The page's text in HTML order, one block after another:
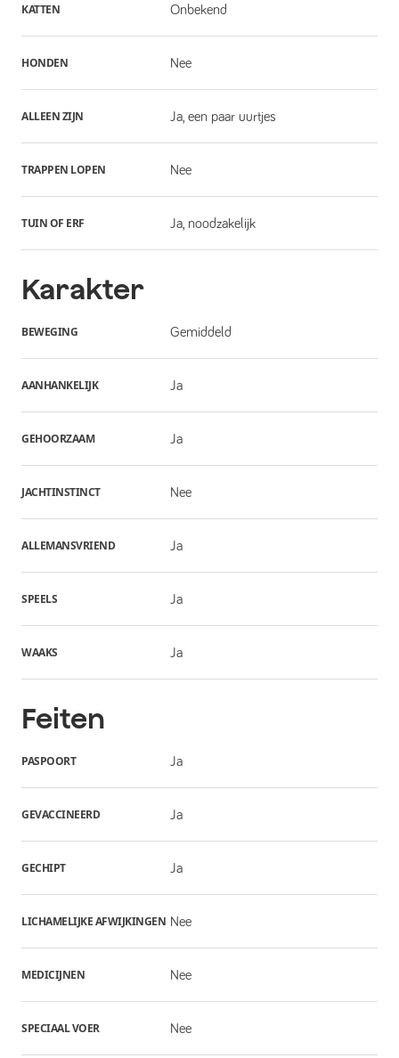
KATTEN Onbekend
HONDEN Nee
ALLEEN ZIJN Ja, een paar uurtjes
TRAPPEN LOPEN Nee
TUIN OF ERF Ja, noodzakelijk
Karakter
BEWEGING Gemiddeld
AANHANKELIJK Ja
GEHOORZAAM Ja
JACHTINSTINCT Nee
ALLEMANSVRIEND Ja
SPEELS Ja
WAAKS Ja
Feiten
PASPOORT Ja
GEVACCINEERD Ja
GECHIPT Ja
LICHAMELIJKE AFWIJKINGEN Nee
MEDICIJNEN Nee
SPECIAAL VOER Nee